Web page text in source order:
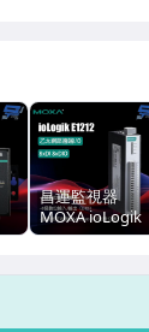
昌運監視器
MOXA ioLogik
E1212 乙太網路
8xDIO